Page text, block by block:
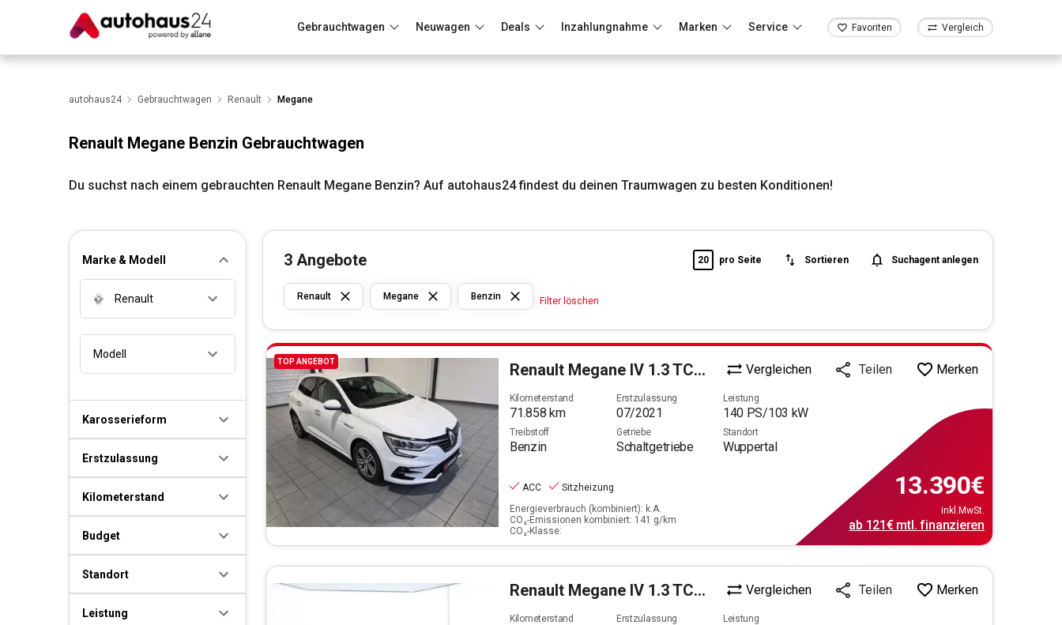
Gebrauchtwagen Neuwagen Deals Inzahlungnahme Marken Service Favoriten Vergleich
Wir bewerten dein AutoRund um die Inzahlungnahme
autohaus24 Gebrauchtwagen Renault Megane
Renault Megane Benzin Gebrauchtwagen
Du suchst nach einem gebrauchten Renault Megane Benzin? Auf autohaus24 findest du deinen Traumwagen zu besten Konditionen!
Marke & Modell
Renault
Modell
Karosserieform
Erstzulassung
Kilometerstand
Budget
Standort
Leistung
3 Angebote
Benzin
Filter löschen
20 pro Seite Sortieren Suchagent anlegen
Renault Megane Benzin Filter löschen
TOP ANGEBOT Renault Megane IV 1.3 TCe 140 Intens GPF (EURO 6d) Vergleichen Teilen Merken
Kilometerstand
71.858 km
Erstzulassung
07/2021
Leistung
140 PS/103 kW
Treibstoff
Benzin
Getriebe
Schaltgetriebe
Standort
Wuppertal
ACC
Sitzheizung
Energieverbrauch (kombiniert): k.A.
CO₂-Emissionen kombiniert: 141 g/km
CO₂-Klasse:
13.390€
inkl.MwSt.
ab 121€mtl. finanzieren
Renault Megane IV 1.3 TCe 140 Grandtour Intens GPF (EU6 d) Vergleichen Teilen Merken
Kilometerstand Erstzulassung Leistung